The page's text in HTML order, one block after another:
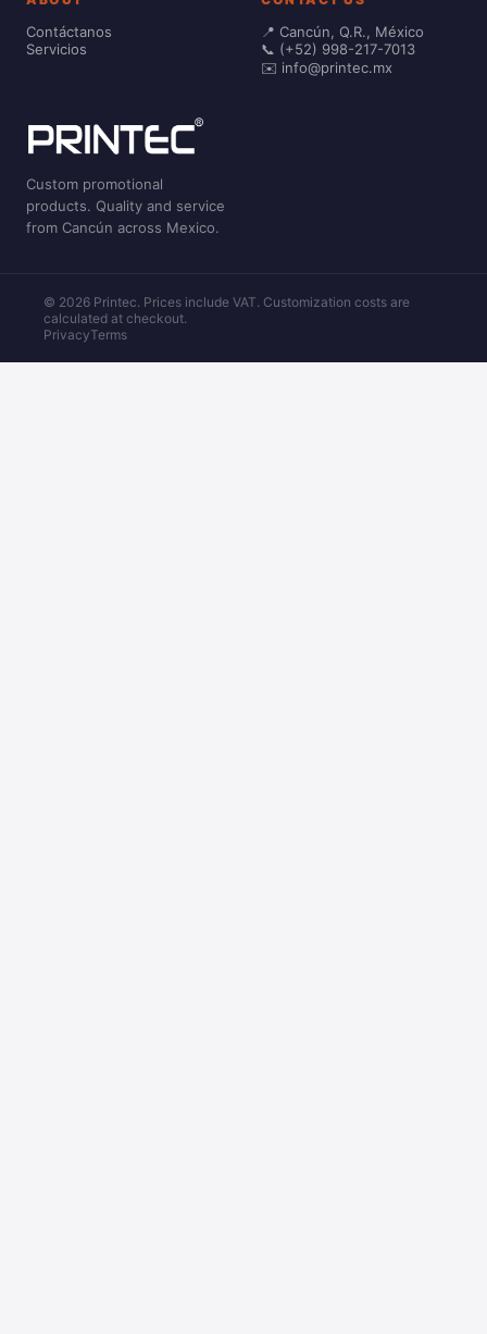
Contáctanos
Servicios
📍 Cancún, Q.R., México
📞 (+52) 998-217-7013
✉️ info@printec.mx
Custom promotional
products. Quality and service
from Cancún across Mexico.
© 2026 Printec. Prices include VAT. Customization costs are
calculated at checkout.
PrivacyTerms